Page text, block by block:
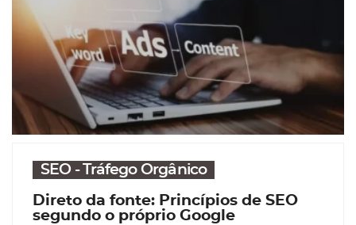
SEO - Tráfego Orgânico
Direto da fonte: Princípios de SEO
segundo o próprio Google